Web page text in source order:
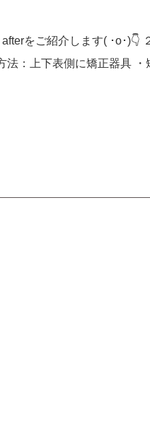
をご紹介します( ･o･)👇
法：上下表側に矯正器具